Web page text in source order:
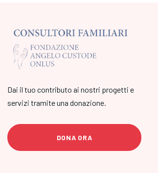
Dai il tuo contributo ai nostri progetti e
servizi tramite una donazione.
DONA ORA